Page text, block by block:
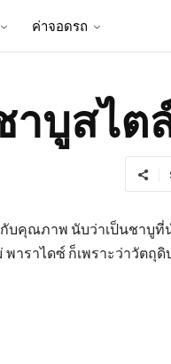
ค่าจอดรถ
ชาบูสไ
บคุณภาพ นับว่าเป็นชาบูที่
ราไดซ์ ก็เพราะว่าวัตถุ